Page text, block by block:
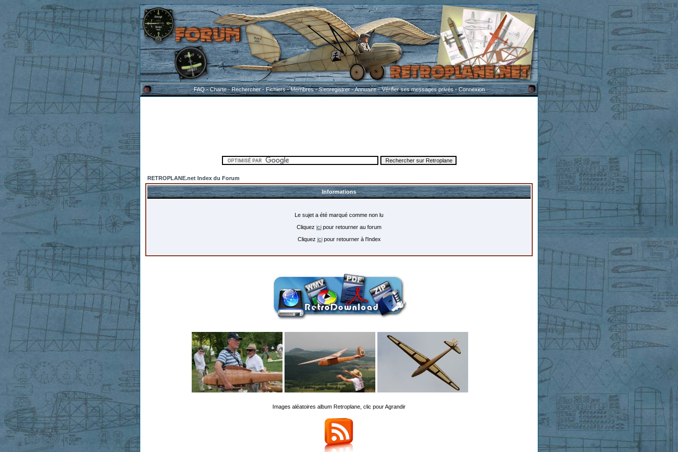
FAQ-Charte-Rechercher-Fichiers-Membres-S'enregistrer-Annuaire-Vérifier ses messages privés-Connexion
RETROPLANE.net Index du Forum
Informations
Le sujet a été marqué comme non lu
Cliquez ici pour retourner au forum
Cliquez icipour retourner à l'Index
Images aléatoires album Retroplane, clic pour Agrandir